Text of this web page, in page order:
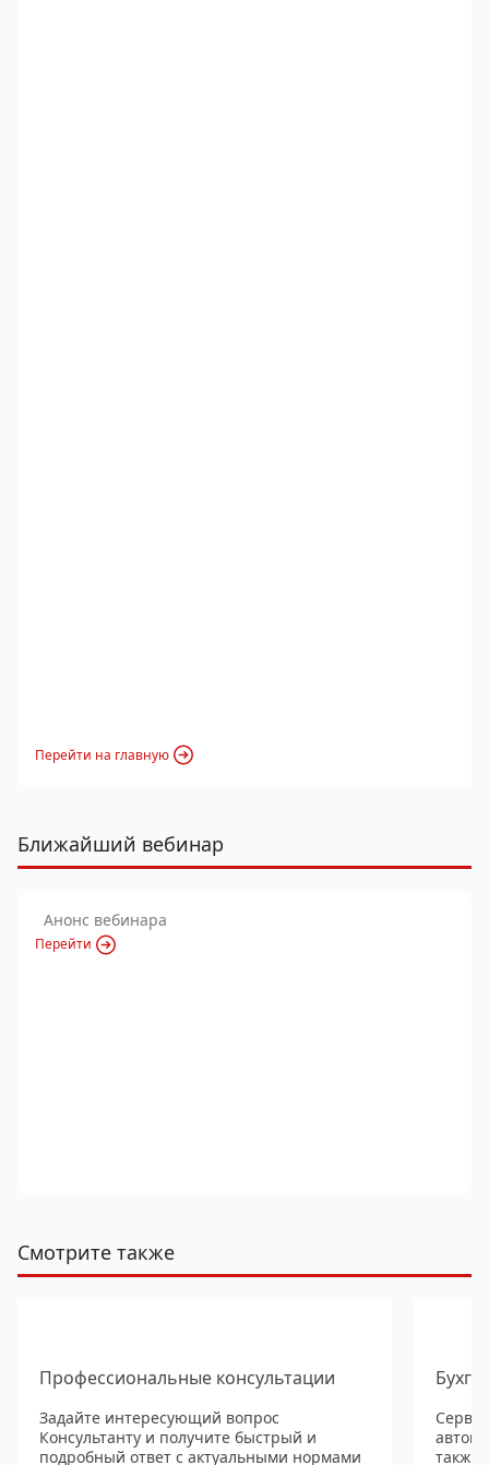
Перейти на главную
Ближайший вебинар
Анонс вебинара
Перейти
Смотрите также
Профессиональные консультации
Задайте интересующий вопрос
Консультанту и получите быстрый и
подробный ответ с актуальными нормами
также